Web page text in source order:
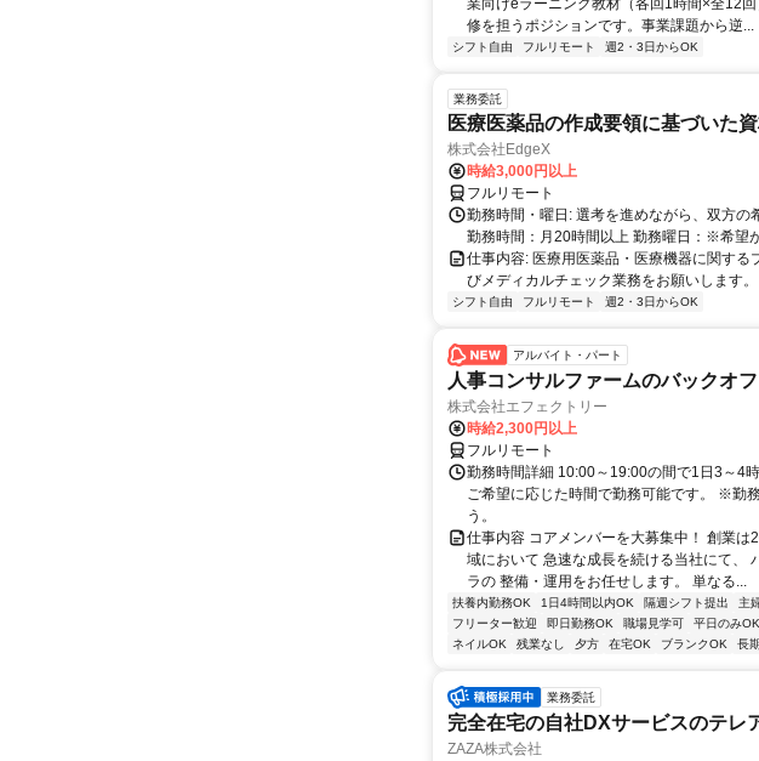
業向けeラーニング教材（各回1時間×全12
修を担うポジションです。事業課題から逆...
シフト自由 フルリモート 週2・3日からOK
業務委託
医療医薬品の作成要領に基づいた
株式会社EdgeX
時給3,000円以上
フルリモート
勤務時間・曜日: 選考を進めながら、双方の
勤務時間：月20時間以上 勤務曜日：※希望
仕事内容: 医療用医薬品・医療機器に関す
びメディカルチェック業務をお願いします
シフト自由 フルリモート 週2・3日からOK
アルバイト・パート
人事コンサルファームのバックオ
株式会社エフェクトリー
時給2,300円以上
フルリモート
勤務時間詳細 10:00～19:00の間で1日3～4
ご希望に応じた時間で勤務可能です。 ※勤
う。
仕事内容 コアメンバーを大募集中！ 創業
域において 急速な成長を続ける当社にて、
ラの 整備・運用をお任せします。 単なる...
扶養内勤務OK 1日4時間以内OK 隔週シフト提出 主
フリーター歓迎
即日勤務OK 職場見学可 平日のみOK
ネイルOK
残業なし 夕方 在宅OK ブランクOK 長
業務委託
完全在宅の自社DXサービスのテレ
ZAZA株式会社